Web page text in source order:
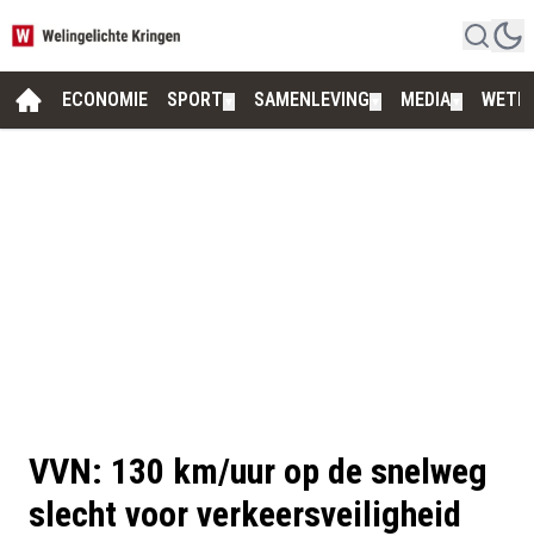
ECONOMIE SPORT SAMENLEVING MEDIA
VVN: 130 km/uur op de snelweg
slecht voor verkeersveiligheid